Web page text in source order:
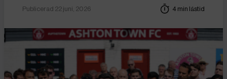
Publicerad 22 juni, 2026 4 min lästid